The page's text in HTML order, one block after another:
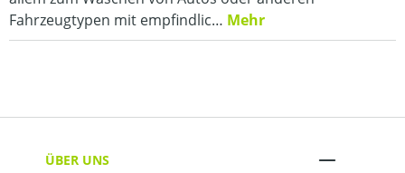
Fahrzeugtypen mit empfindlic… Mehr
ÜBER UNS